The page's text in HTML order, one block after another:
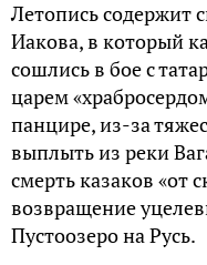
Летопись содержит
Иакова, в который
сошлись в бое с
царем
панцире, из-за
выплыть из реки
смерть казаков «от
возвращение
Пустоозеро на Русь.